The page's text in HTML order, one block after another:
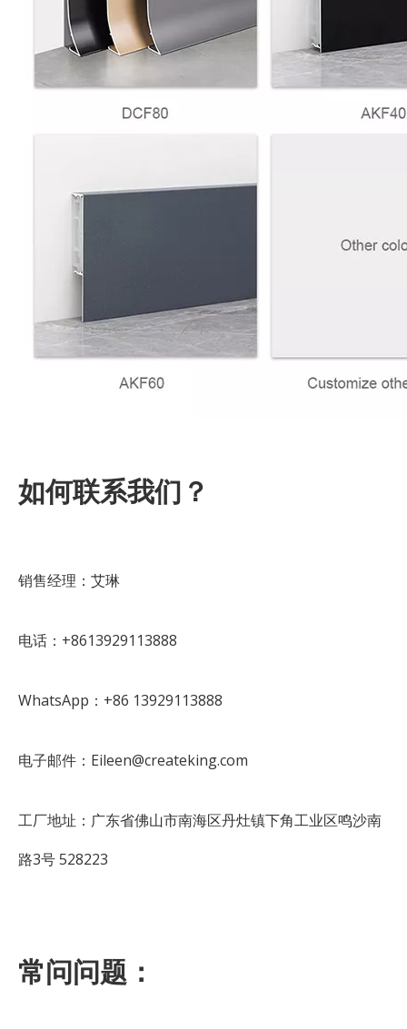
如何联系我们？
销售经理：艾琳
电话：+8613929113888
WhatsApp：+86 13929113888
电子邮件：Eileen@createking.com
工厂地址：广东省佛山市南海区丹灶镇下角工业区鸣沙南
路3号 528223
常问问题：